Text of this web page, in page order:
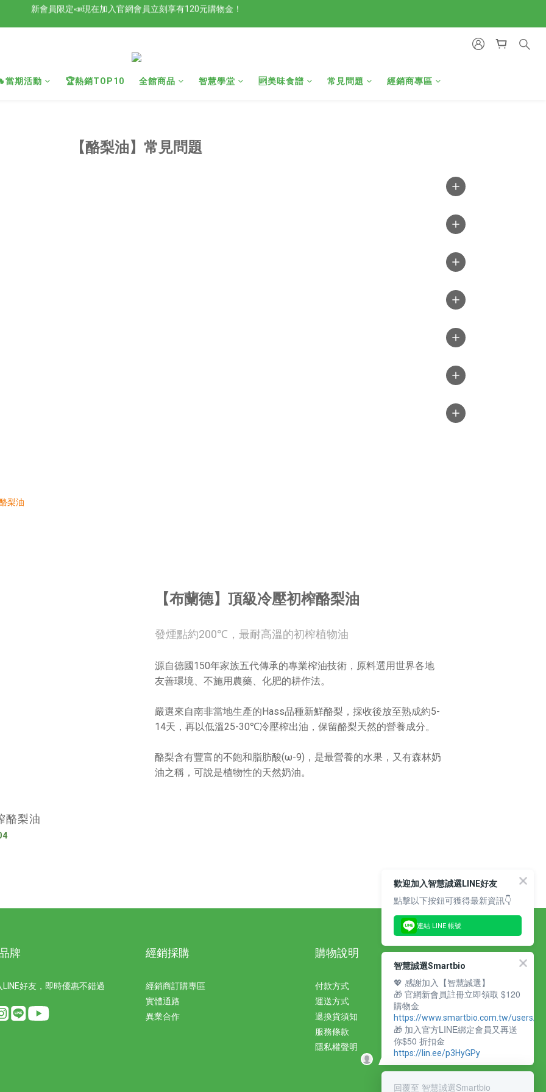
檢驗合格的歐洲好油現在任選2入88折4入85折！
檢驗合格的歐洲好油現在任選2入88折4入85折！
當期活動 🏆熱銷TOP10 全館商品 智慧學堂 🆙美味食譜 常見問題 經銷商專區
【酪梨油】常見問題
酪梨油
【布蘭德】頂級冷壓初榨酪梨油
發煙點約200℃，最耐高溫的初榨植物油
源自德國150年家族五代傳承的專業榨油技術，原料選用世界各地
友善環境、不施用農藥、化肥的耕作法。
嚴選來自南非當地生產的Hass品種新鮮酪梨，採收後放至熟成約5-
14天，再以低溫25-30℃冷壓榨出油，保留酪梨天然的營養成分。
酪梨含有豐富的不飽和脂肪酸(ω-9)，是最營養的水果，又有森林奶
油之稱，可說是植物性的天然奶油。
牌
好友，即時優惠不錯過
經銷採購
經銷商訂購專區
實體通路
異業合作
購物說明
付款方式
運送方式
退換貨須知
服務條款
隱私權聲明
歡迎加入智慧誠選LINE好友
點擊以下按鈕可獲得最新資訊👇
連結 LINE 帳號
智慧誠選Smartbio
💖 感謝加入【智慧誠選】
🎁 官網新會員註冊立即領取 $120
購物金
https://www.smartbio.com.tw/users/
🎁 加入官方LINE綁定會員又再送
你$50 折扣金
https://lin.ee/p3HyGPy
回覆至 智慧誠選Smartbio